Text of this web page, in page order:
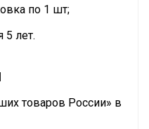
по 1 шт;
5 лет.
товаров России» в